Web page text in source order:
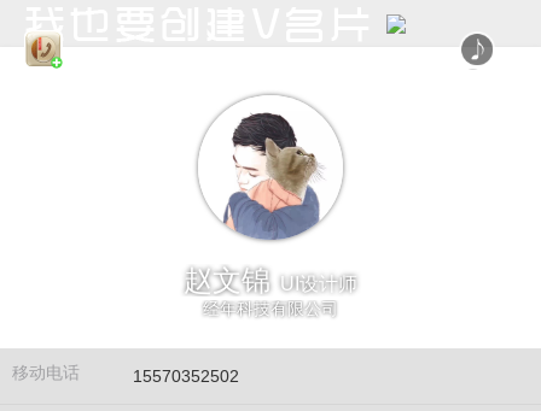
赵文锦 UI设计师
经年科技有限公司
移动电话 15570352502